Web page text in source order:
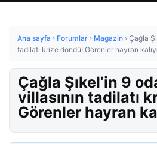
Ana sayfa › Forumlar › Magazin › Çağla
tadilatı krize döndü! Görenler hayran
Çağla Şıkel’in 9
villasının tadilatı
Görenler hayran